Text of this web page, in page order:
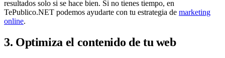
resultados solo si se hace bien. Si no tienes tiempo, en
TePublico.NET podemos ayudarte con tu estrategia de marketing
online.
3. Optimiza el contenido de tu web